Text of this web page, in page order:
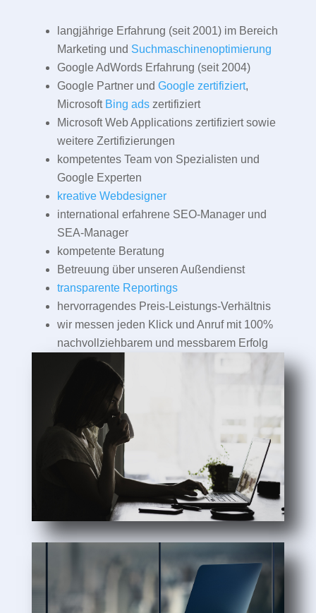
langjährige Erfahrung (seit 2001) im Bereich
Marketing und Suchmaschinenoptimierung
Google AdWords Erfahrung (seit 2004)
Google Partner und Google zertifiziert,
Microsoft Bing adszertifiziert
Microsoft Web Applications zertifiziert sowie
weitere Zertifizierungen
kompetentes Team von Spezialisten und
Google Experten
kreative Webdesigner
international erfahrene SEO-Manager und
SEA-Manager
kompetente Beratung
Betreuung über unseren Außendienst
transparente Reportings
hervorragendes Preis-Leistungs-Verhältnis
wir messen jeden Klick und Anruf mit 100%
nachvollziehbarem und messbarem Erfolg